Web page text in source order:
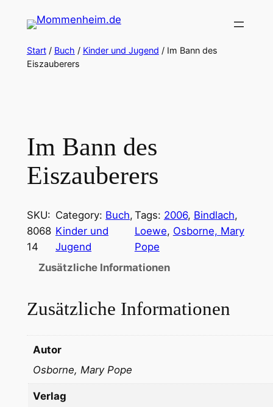
Inhalt
springen
Start/ Buch / Kinder und Jugend / Im Bann des
Eiszauberers
Im Bann des
Eiszauberers
SKU:
8068
14
Category: Buch ,
Kinder und
Jugend
Tags: 2006, Bindlach
Loewe, Osborne, Mary
Pope
Zusätzliche Informationen
Zusätzliche Informationen
Autor
Osborne, Mary Pope
Verlag